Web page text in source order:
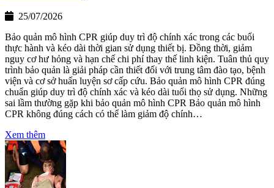
25/07/2026
Bảo quản mô hình CPR giúp duy trì độ chính xác trong các buổi
thực hành và kéo dài thời gian sử dụng thiết bị. Đồng thời, giảm
nguy cơ hư hỏng và hạn chế chi phí thay thế linh kiện. Tuân thủ quy
trình bảo quản là giải pháp cần thiết đối với trung tâm đào tạo, bệnh
viện và cơ sở huấn luyện sơ cấp cứu. Bảo quản mô hình CPR đúng
chuẩn giúp duy trì độ chính xác và kéo dài tuổi thọ sử dụng. Những
sai lầm thường gặp khi bảo quản mô hình CPR Bảo quản mô hình
CPR không đúng cách có thể làm giảm độ chính…
Xem thêm